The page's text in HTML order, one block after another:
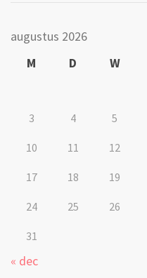
augustus 2026
M
D W
3 4 5
10 11 12
17 18 19
24 25 26
31
« dec